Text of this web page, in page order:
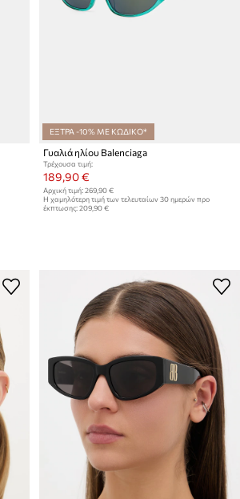
ΕΞΤΡΑ -10% ΜΕ ΚΩΔΙΚΟ*
Γυαλιά ηλίου Balenciaga
Τρέχουσα τιμή:
189,90 €
Αρχική τιμή: 269,90 €
Η χαμηλότερη τιμή των τελευταίων 30 ημερών προ
έκπτωσης: 209,90 €